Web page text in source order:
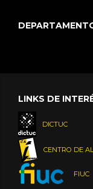
LINKS DE
DICTUC
CENTRO DE
FIUC